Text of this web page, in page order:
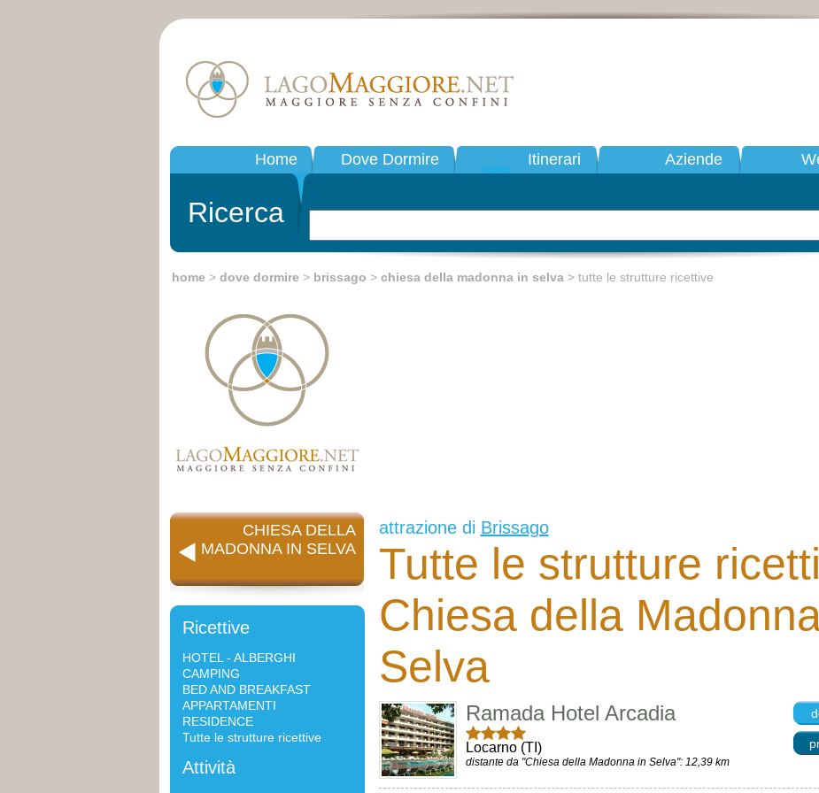
Home Dove Dormire Itinerari Aziende
Ricerca
home > dove dormire > brissago > chiesa della madonna in selva > tutte le strutture ricettive
CHIESA DELLA
MADONNA IN SELVA
Ricettive
HOTEL - ALBERGHI
CAMPING
BED AND BREAKFAST
APPARTAMENTI
RESIDENCE
Tutte le strutture ricettive
Attività
attrazione di Brissago
Tutte le strutture
Chiesa della
Selva
Ramada Hotel Arcadia
Locarno (TI)
distante da "Chiesa della Madonna in Selva": 12,39 km